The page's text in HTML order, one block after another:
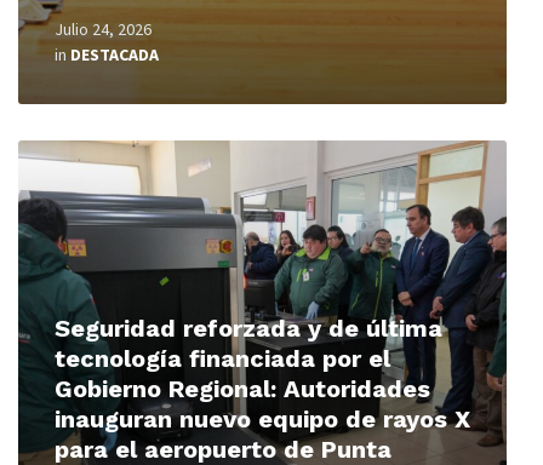
Julio 24, 2026
in DESTACADA
Seguridad reforzada y de última
tecnología financiada por el
Gobierno Regional: Autoridades
inauguran nuevo equipo de rayos X
para el aeropuerto de Punta
Read